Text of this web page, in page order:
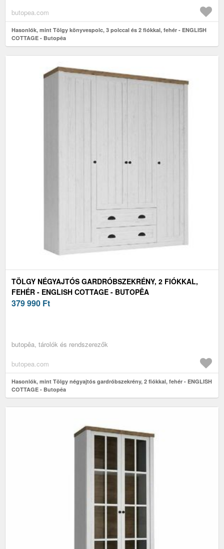
butopea.com
Hasonlók, mint Tölgy könyvespolc, 3 polccal és 2 fiókkal, fehér - ENGLISH
COTTAGE - Butopêa
TÖLGY NÉGYAJTÓS GARDRÓBSZEKRÉNY, 2 FIÓKKAL,
FEHÉR - ENGLISH COTTAGE - BUTOPÊA
379 990 Ft
butopêa, tárolók és rendszerezők
butopea.com
Hasonlók, mint Tölgy négyajtós gardróbszekrény, 2 fiókkal, fehér - ENGLISH
COTTAGE - Butopêa